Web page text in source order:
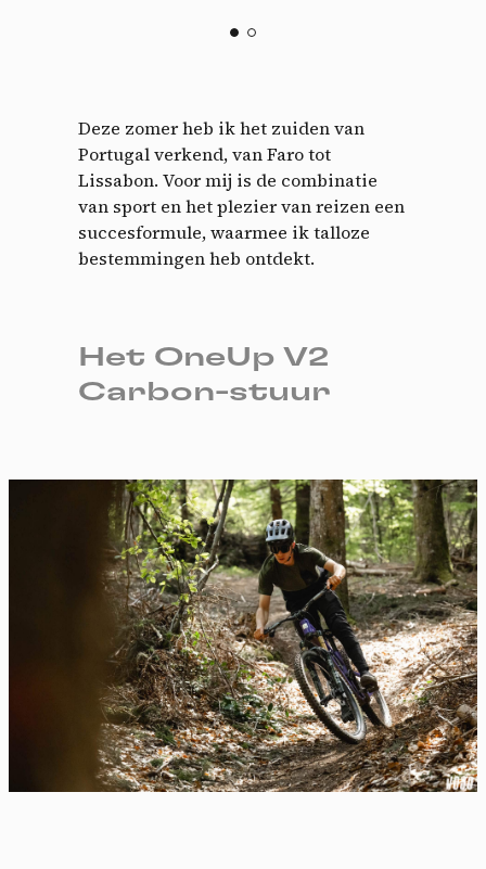
Deze zomer heb ik het zuiden van
Portugal verkend, van Faro tot
Lissabon. Voor mij is de combinatie
van sport en het plezier van reizen een
succesformule, waarmee ik talloze
bestemmingen heb ontdekt.
Het OneUp V2
Carbon-stuur